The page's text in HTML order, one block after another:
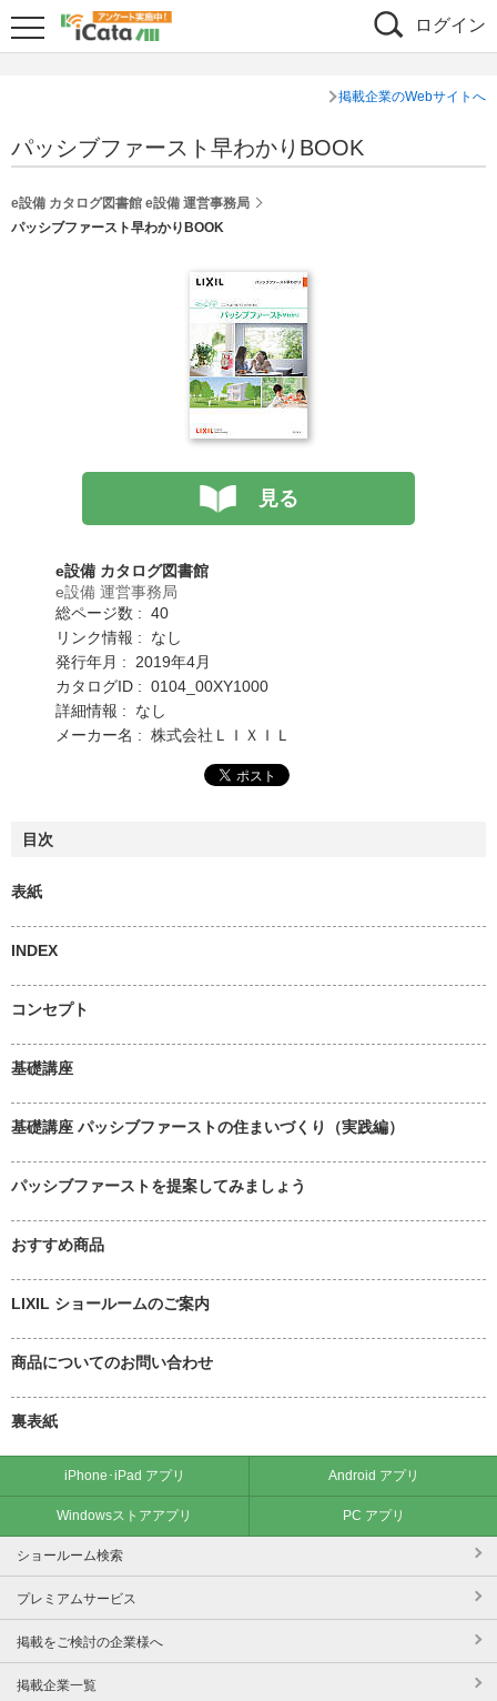
ログイン
掲載企業のWebサイトへ
パッシブファースト早わかりBOOK
e設備 カタログ図書館 e設備 運営事務局
パッシブファースト早わかりBOOK
見る
e設備 カタログ図書館
e設備 運営事務局
総ページ数 : 40
リンク情報 : なし
発行年月 : 2019年4月
カタログID : 0104_00XY1000
詳細情報 : なし
メーカー名 : 株式会社ＬＩＸＩＬ
目次
表紙
INDEX
コンセプト
基礎講座
基礎講座 パッシブファーストの住まいづくり（実践編）
パッシブファーストを提案してみましょう
おすすめ商品
LIXIL ショールームのご案内
商品についてのお問い合わせ
裏表紙
iPhone･iPad アプリ Android アプリ
Windowsストアアプリ PC アプリ
ショールーム検索
プレミアムサービス
掲載をご検討の企業様へ
掲載企業一覧